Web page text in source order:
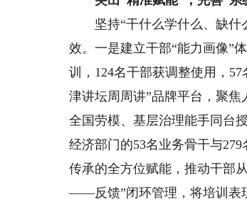
坚持“干什么学什么、缺什
效。一是建立干部“能力画像”
训，124名干部获调整使用，
津讲坛周周讲”品牌平台，聚
全国劳模、基层治理能手同台
经济部门的53名业务骨干与
传承的全方位赋能，推动干部
——反馈”闭环管理，将培训表